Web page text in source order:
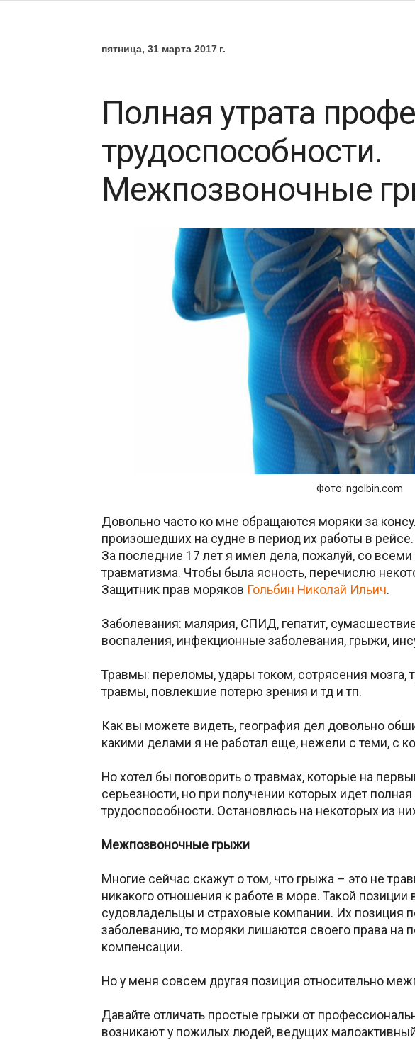
пятница, 31 марта 2017 г.
Полная утрата
трудоспособности.
Межпозвоночные
Фото: ngolbin.com
Довольно часто ко мне обращаются моряки за
произошедших на судне в период их работы в рейсе.
За последние 17 лет я имел дела, пожалуй, со
травматизма. Чтобы была ясность, перечислю
Защитник прав моряков Гольбин Николай Ильич.
Заболевания: малярия, СПИД, гепатит,
воспаления, инфекционные заболевания, грыжи,
Травмы: переломы, удары током, сотрясения мозга,
травмы, повлекшие потерю зрения и тд и тп.
Как вы можете видеть, география дел довольно
какими делами я не работал еще, нежели с теми, с
Но хотел бы поговорить о травмах, которые на
серьезности, но при получении которых идет
трудоспособности. Остановлюсь на некоторых из
Межпозвоночные грыжи
Многие сейчас скажут о том, что грыжа – это не
никакого отношения к работе в море. Такой
судовладельцы и страховые компании. Их позиция
заболеванию, то моряки лишаются своего права на
компенсации.
Но у меня совсем другая позиция относительно
Давайте отличать простые грыжи от
возникают у пожилых людей, ведущих